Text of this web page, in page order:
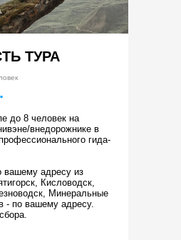
ТУРА
до 8 человек на
внедорожнике в
гида-
вашему адресу из
Кисловодск,
Минеральные
- по вашему адресу.